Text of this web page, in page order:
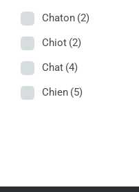
Chaton (2)
Chiot (2)
Chat (4)
Chien (5)